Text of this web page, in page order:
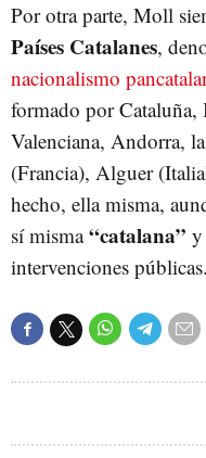
Por otra parte, Moll
Países Catalanes,
nacionalismo
formado por Cataluña,
Valenciana, Andorra,
(Francia), Alguer
hecho, ella misma,
sí misma“catalana” y
intervenciones públicas.